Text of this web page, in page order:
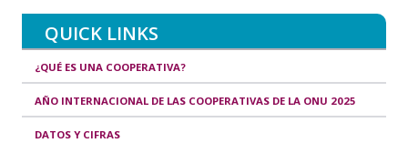
QUICK LINKS
¿QUÉ ES UNA COOPERATIVA?
AÑO INTERNACIONAL DE LAS COOPERATIVAS DE LA ONU 2025
DATOS Y CIFRAS